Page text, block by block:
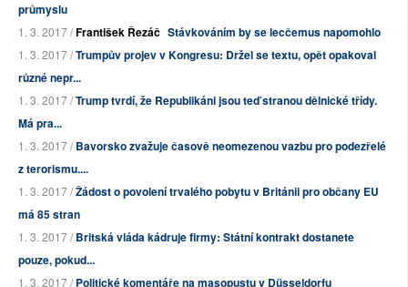
průmyslu
1. 3. 2017 /František Řezáč Stávkováním by se lecčemus napomohlo
1. 3. 2017 /Trumpův projev v Kongresu: Držel se textu, opět opakoval
různé nepr...
1. 3. 2017 /Trump tvrdí, že Republikáni jsou teď stranou dělnické třídy.
Má pra...
1. 3. 2017 /Bavorsko zvažuje časově neomezenou vazbu pro podezřelé
z terorismu....
1. 3. 2017 /Žádost o povolení trvalého pobytu v Británii pro občany EU
má 85 stran
1. 3. 2017 /Britská vláda kádruje firmy: Státní kontrakt dostanete
pouze, pokud...
1. 3. 2017 /Politické komentáře na masopustu v Düsseldorfu